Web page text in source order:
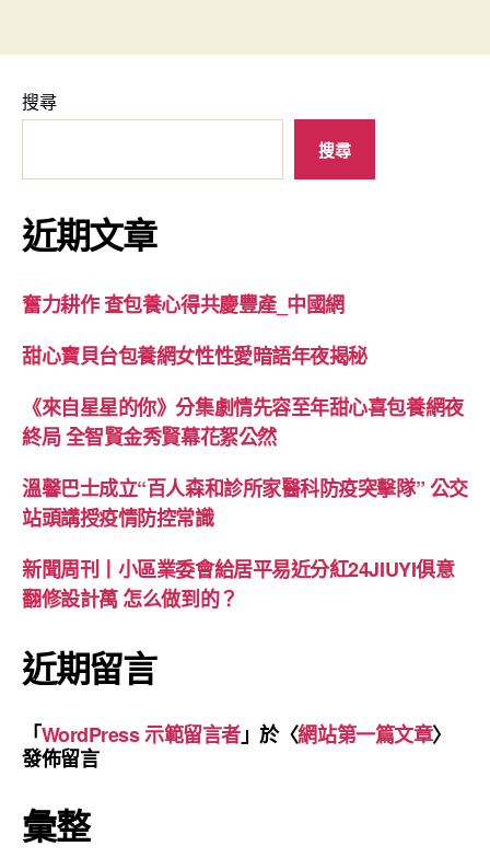
搜尋
搜尋
近期文章
奮力耕作 查包養心得共慶豐產_中國網
甜心寶貝台包養網女性性愛暗語年夜揭秘
《來自星星的你》分集劇情先容至年甜心喜包養網夜
終局 全智賢金秀賢幕花絮公然
溫馨巴士成立“百人森和診所家醫科防疫突擊隊” 公交
站頭講授疫情防控常識
新聞周刊丨小區業委會給居平易近分紅24JIUYI俱意
翻修設計萬 怎么做到的？
近期留言
「WordPress 示範留言者」於〈網站第一篇文章〉
發佈留言
彙整